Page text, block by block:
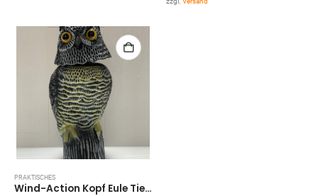
PRAKTISCHES
Wind-Action Kopf Eule Tierattrappe Vogelabwehr Vogelschreck Taubenschreck